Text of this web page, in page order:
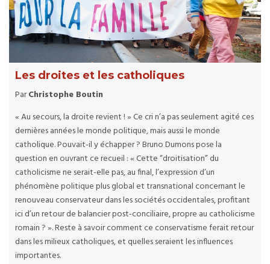
Les droites et les catholiques
ParChristophe Boutin
« Au secours, la droite revient ! » Ce cri n’a pas seulement agité ces
dernières années le monde politique, mais aussi le monde
catholique. Pouvait-il y échapper ? Bruno Dumons pose la
question en ouvrant ce recueil : « Cette “droitisation” du
catholicisme ne serait-elle pas, au final, l’expression d’un
phénomène politique plus global et transnational concernant le
renouveau conservateur dans les sociétés occidentales, profitant
ici d’un retour de balancier post-conciliaire, propre au catholicisme
romain ? ». Reste à savoir comment ce conservatisme ferait retour
dans les milieux catholiques, et quelles seraient les influences
importantes.